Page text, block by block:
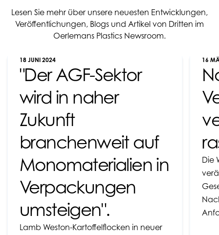
Lesen Sie mehr über unsere neuesten Entwicklungen,
Veröffentlichungen, Blogs und Artikel von Dritten im
Oerlemans Plastics Newsroom.
"Der AGF-Sektor
wird in naher
Zukunft
branchenweit auf
Monomaterialien in
Verpackungen
umsteigen".
18 JUNI 2024
Lamb Weston-Kartoffelflocken in neuer
16
Die